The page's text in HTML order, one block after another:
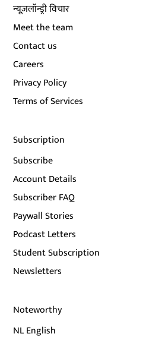
न्यूज़लॉन्ड्री विचार
Meet the team
Contact us
Careers
Privacy Policy
Terms of Services
Subscription
Subscribe
Account Details
Subscriber FAQ
Paywall Stories
Podcast Letters
Student Subscription
Newsletters
Noteworthy
NL English